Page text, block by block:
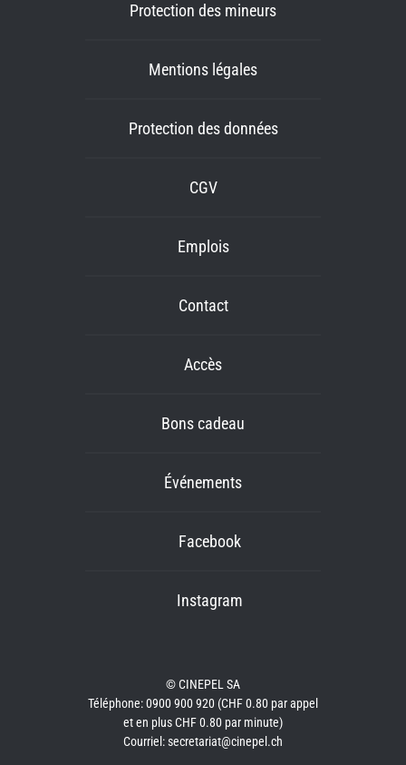
Protection des mineurs
Mentions légales
Protection des données
CGV
Emplois
Contact
Accès
Bons cadeau
Événements
Facebook
Instagram
© CINEPEL SA
Téléphone: 0900 900 920 (CHF 0.80 par appel
et en plus CHF 0.80 par minute)
Courriel: secretariat@cinepel.ch